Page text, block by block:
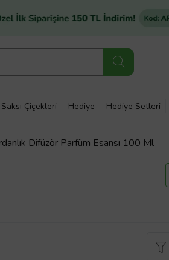
Çiçekleri Hediye Hediye Setleri
Difüzör Parfüm Esansı 100 Ml